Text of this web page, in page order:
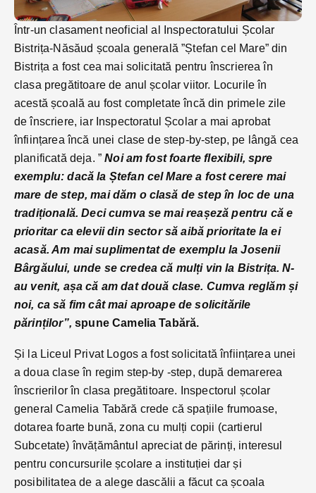
Într-un clasament neoficial al Inspectoratului Școlar
Bistrița-Năsăud școala generală ”Ștefan cel Mare” din
Bistrița a fost cea mai solicitată pentru înscrierea în
clasa pregătitoare de anul școlar viitor. Locurile în
acestă școală au fost completate încă din primele zile
de înscriere, iar Inspectoratul Școlar a mai aprobat
înființarea încă unei clase de step-by-step, pe lângă cea
planificată deja. ” Noi am fost foarte flexibili, spre
exemplu: dacă la Ștefan cel Mare a fost cerere mai
mare de step, mai dăm o clasă de step în loc de una
tradițională. Deci cumva se mai reașeză pentru că e
prioritar ca elevii din sector să aibă prioritate la ei
acasă. Am mai suplimentat de exemplu la Josenii
Bârgăului, unde se credea că mulți vin la Bistrița. N-
au venit, așa că am dat două clase. Cumva reglăm și
noi, ca să fim cât mai aproape de solicitările
părinților”, spune Camelia Tabără.
Și la Liceul Privat Logos a fost solicitată înființarea unei
a doua clase în regim step-by -step, după demarerea
înscrierilor în clasa pregătitoare. Inspectorul școlar
general Camelia Tabără crede că spațiile frumoase,
dotarea foarte bună, zona cu mulți copii (cartierul
Subcetate) învățământul apreciat de părinți, interesul
pentru concursurile școlare a instituției dar și
posibilitatea de a alege dascălii a făcut ca școala